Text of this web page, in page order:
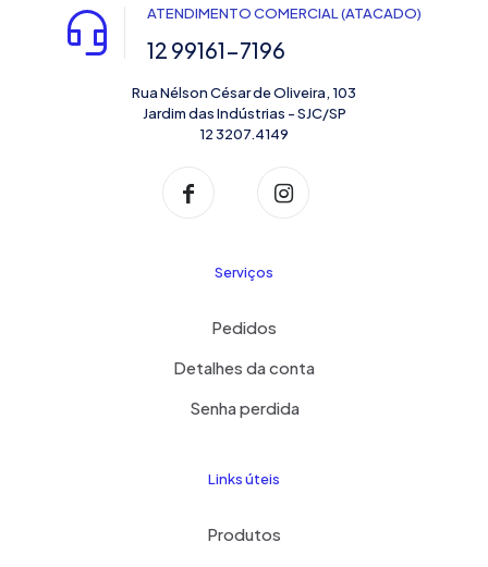
ATENDIMENTO COMERCIAL (ATACADO)
12 99161-7196
Rua Nélson César de Oliveira, 103
Jardim das Indústrias - SJC/SP
12 3207.4149
Serviços
Pedidos
Detalhes da conta
Senha perdida
Links úteis
Produtos